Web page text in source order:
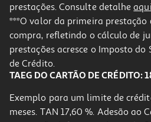
Refrigerantes Com Gás Sumol Zero
0.89 €/Lt
Price reduced from
1,19 €to
0,89 €
Promoção
prestações. Consulte detalheaqui
***O valor da primeira prestação
compra, refletindo o cálculo de
prestações acresce o Imposto
de Crédito.
TAEG DO CARTÃO DE CRÉDITO:
Exemplo para um limite de
meses. TAN 17,60 %. Adesão ao